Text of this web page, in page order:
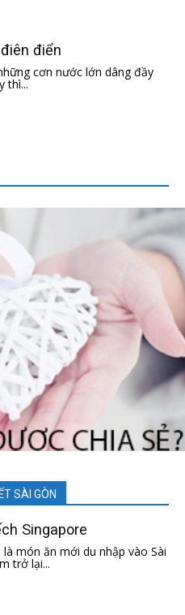
điển
cơn nước lớn dâng đầy
thì...
SÀI GÒN
Singapore
là món ăn mới du nhập vào Sài
trở lại...